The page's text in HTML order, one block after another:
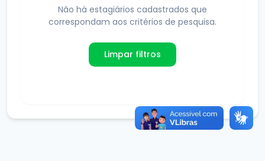
Não há estagiários cadastrados que
correspondam aos critérios de pesquisa.
Limpar filtros